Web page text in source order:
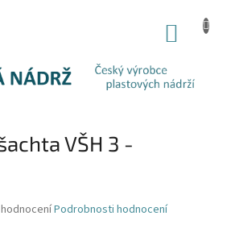
VŠH 3 -
Podrobnosti hodnocení